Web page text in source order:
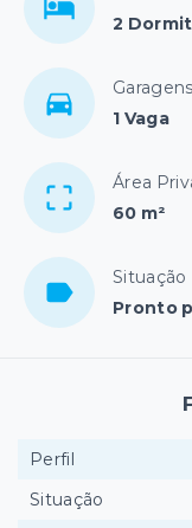
2
Garagens
1 Vaga
Área
60 m²
Situação
Pronto
Perfil
Situação